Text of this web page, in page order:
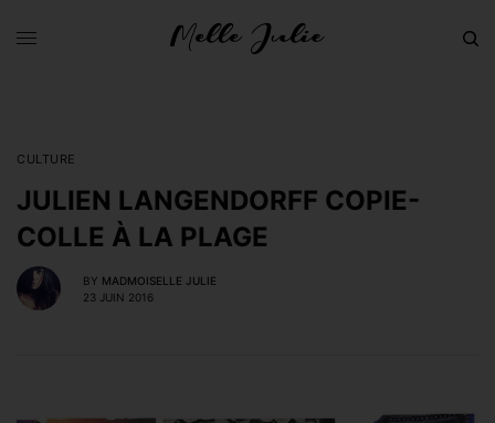
CULTURE
JULIEN LANGENDORFF COPIE-
COLLE À LA PLAGE
BY MADMOISELLE JULIE
23 JUIN 2016